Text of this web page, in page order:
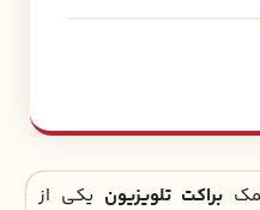
کمکبراکت تلویزیون یکی از